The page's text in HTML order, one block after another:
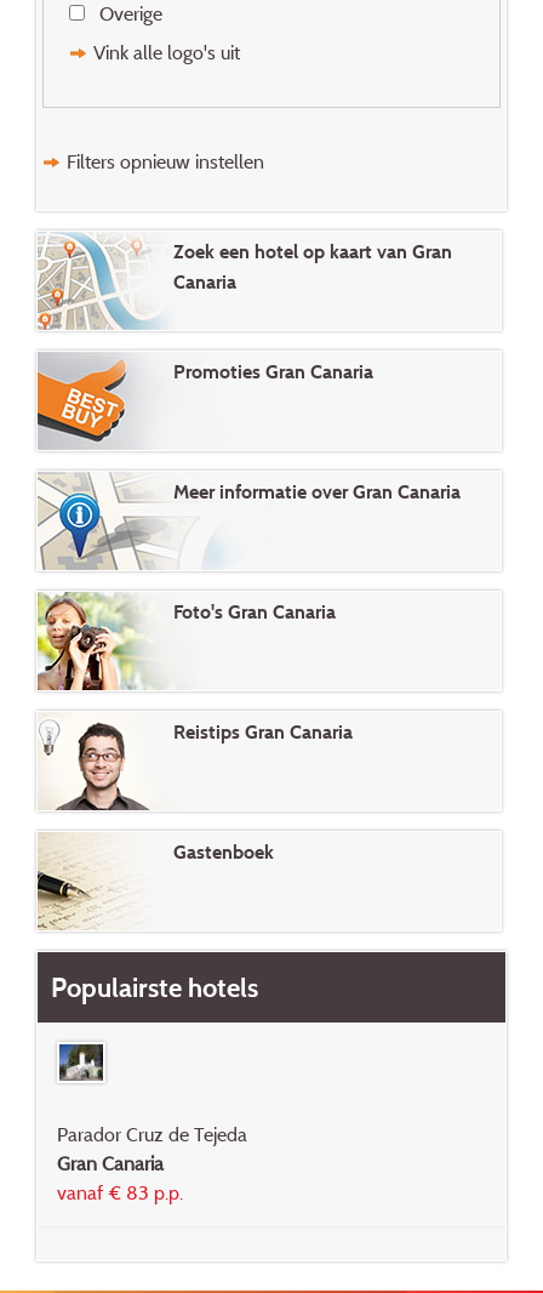
Overige
Vink alle logo's uit
Filters opnieuw instellen
Zoek een hotel op kaart van Gran
Canaria
Promoties Gran Canaria
Meer informatie over Gran Canaria
Foto's Gran Canaria
Reistips Gran Canaria
Gastenboek
Populairste hotels
Parador Cruz de Tejeda
Gran Canaria
vanaf € 83 p.p.